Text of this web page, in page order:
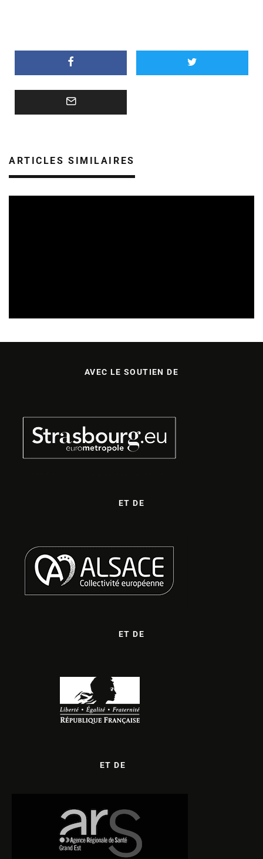
ARTICLES SIMILAIRES
AVEC LE SOUTIEN DE
ET DE
ET DE
ET DE